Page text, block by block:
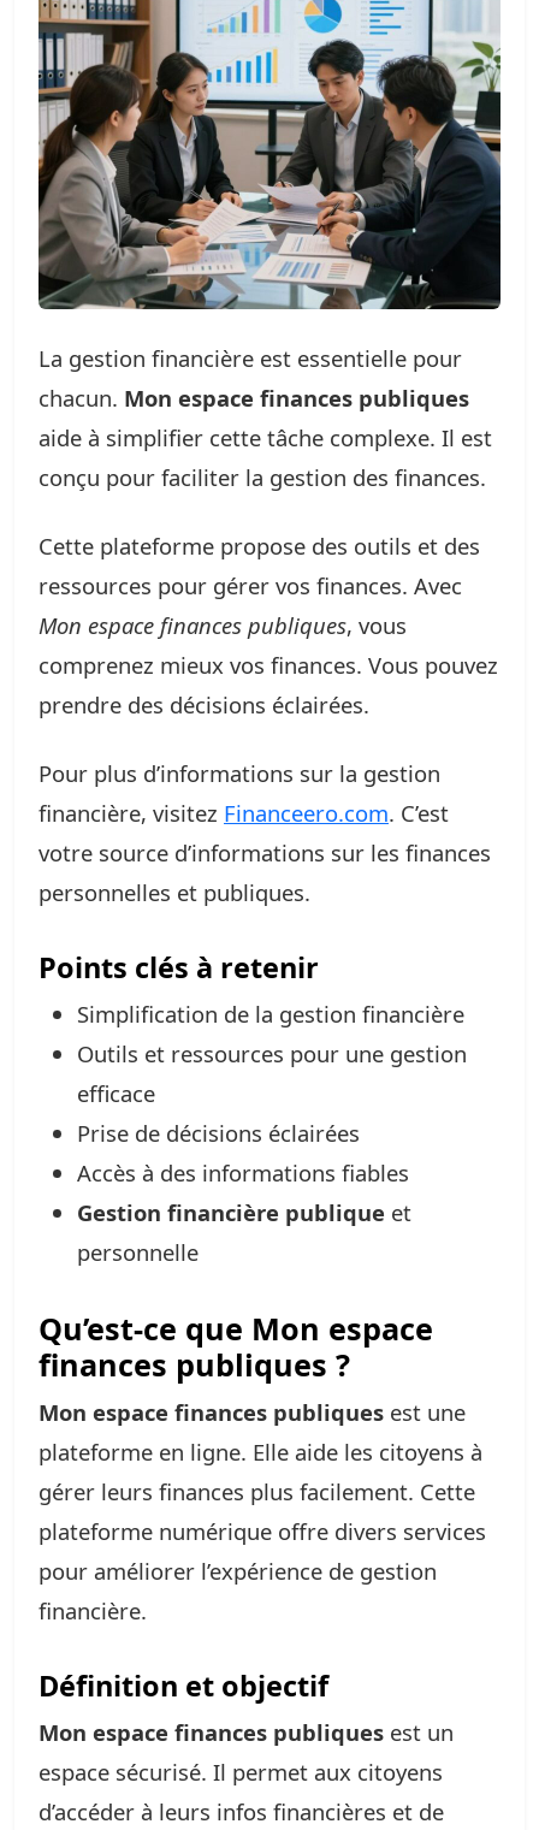
La gestion financière est essentielle pour
chacun. Mon espace finances publiques
aide à simplifier cette tâche complexe. Il est
conçu pour faciliter la gestion des finances.
Cette plateforme propose des outils et des
ressources pour gérer vos finances. Avec
Mon espace finances publiques, vous
comprenez mieux vos finances. Vous pouvez
prendre des décisions éclairées.
Pour plus d’informations sur la gestion
financière, visitez Financeero.com. C’est
votre source d’informations sur les finances
personnelles et publiques.
Points clés à retenir
Simplification de la gestion financière
Outils et ressources pour une gestion
efficace
Prise de décisions éclairées
Accès à des informations fiables
Gestion financière publique et
personnelle
Qu’est-ce que Mon espace
finances publiques ?
Mon espace finances publiques est une
plateforme en ligne. Elle aide les citoyens à
gérer leurs finances plus facilement. Cette
plateforme numérique offre divers services
pour améliorer l’expérience de gestion
financière.
Définition et objectif
Mon espace finances publiques est un
espace sécurisé. Il permet aux citoyens
d’accéder à leurs infos financières et de